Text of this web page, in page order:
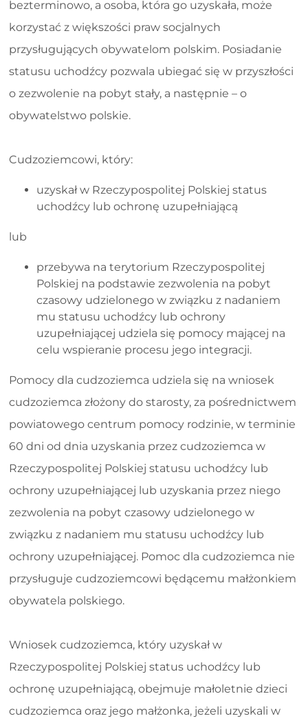
bezterminowo, a osoba, która go uzyskała, może
korzystać z większości praw socjalnych
przysługujących obywatelom polskim. Posiadanie
statusu uchodźcy pozwala ubiegać się w przyszłości
o zezwolenie na pobyt stały, a następnie – o
obywatelstwo polskie.
Cudzoziemcowi, który:
uzyskał w Rzeczypospolitej Polskiej status
uchodźcy lub ochronę uzupełniającą
lub
przebywa na terytorium Rzeczypospolitej
Polskiej na podstawie zezwolenia na pobyt
czasowy udzielonego w związku z nadaniem
mu statusu uchodźcy lub ochrony
uzupełniającej udziela się pomocy mającej na
celu wspieranie procesu jego integracji.
Pomocy dla cudzoziemca udziela się na wniosek
cudzoziemca złożony do starosty, za pośrednictwem
powiatowego centrum pomocy rodzinie, w terminie
60 dni od dnia uzyskania przez cudzoziemca w
Rzeczypospolitej Polskiej statusu uchodźcy lub
ochrony uzupełniającej lub uzyskania przez niego
zezwolenia na pobyt czasowy udzielonego w
związku z nadaniem mu statusu uchodźcy lub
ochrony uzupełniającej. Pomoc dla cudzoziemca nie
przysługuje cudzoziemcowi będącemu małżonkiem
obywatela polskiego.
Wniosek cudzoziemca, który uzyskał w
Rzeczypospolitej Polskiej status uchodźcy lub
ochronę uzupełniającą, obejmuje małoletnie dzieci
cudzoziemca oraz jego małżonka, jeżeli uzyskali w